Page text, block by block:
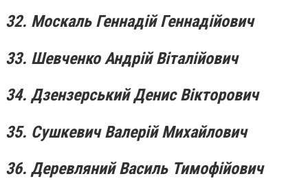
32. Москаль Геннадій Геннадійович
33. Шевченко Андрій Віталійович
34. Дзензерський Денис Вікторович
35. Сушкевич Валерій Михайлович
36. Деревляний Василь Тимофійович